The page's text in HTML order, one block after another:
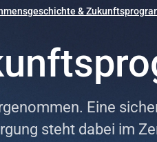
&
Eine
steht dabei im